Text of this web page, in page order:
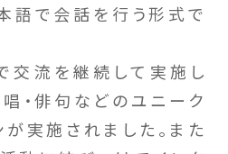
語で会話を行う形式で
交流を継続して実施し
・俳句などのユニーク
実施されました。また